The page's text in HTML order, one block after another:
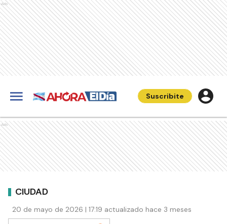
Ads
Suscribite
Ads
CIUDAD
20 de mayo de 2026 | 17:19 actualizado hace 3 meses